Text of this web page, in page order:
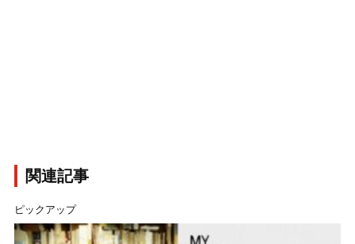
関連記事
ピックアップ